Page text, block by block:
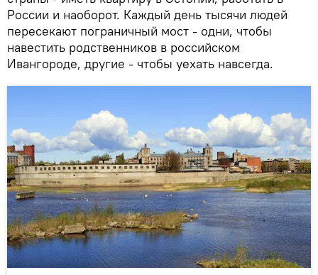
России и наоборот. Каждый день тысячи людей
пересекают пограничный мост - одни, чтобы
навестить родственников в российском
Ивангороде, другие - чтобы уехать навсегда.